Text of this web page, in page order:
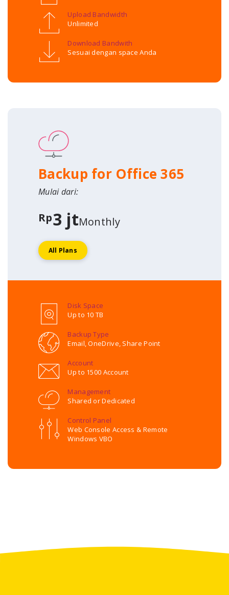
Upload Bandwidth
Unlimited
Download Bandwith
Sesuai dengan space Anda
Backup for Office 365
Mulai dari:
Rp3 jtMonthly
All Plans
Disk Space
Up to 10 TB
Backup Type
Email, OneDrive, Share Point
Account
Up to 1500 Account
Management
Shared or Dedicated
Control Panel
Web Console Access & Remote
Windows VBO